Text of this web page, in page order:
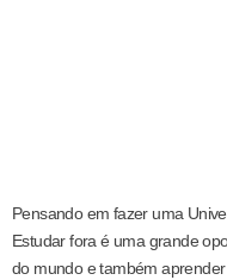
Pensando em fazer uma
Estudar fora é uma grande
do mundo e também